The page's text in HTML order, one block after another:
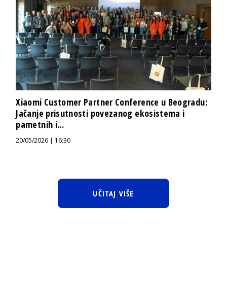
Xiaomi Customer Partner Conference u Beogradu:
Jačanje prisutnosti povezanog ekosistema i
pametnih i...
20/05/2026 | 16:30
UČITAJ VIŠE